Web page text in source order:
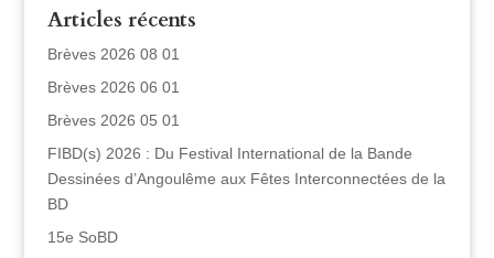
Articles récents
Brèves 2026 08 01
Brèves 2026 06 01
Brèves 2026 05 01
FIBD(s) 2026 : Du Festival International de la Bande
Dessinées d’Angoulême aux Fêtes Interconnectées de la
BD
15e SoBD